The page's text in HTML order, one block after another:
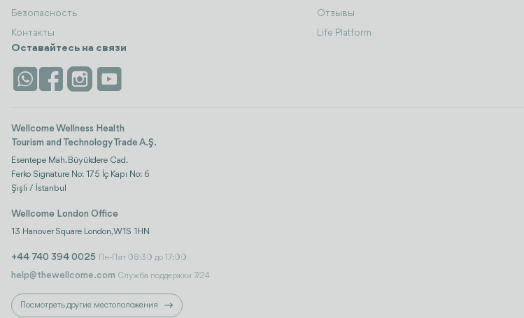
Безопасность
Контакты
Отзывы
Life Platform
Оставайтесь на связи
Wellcome Wellness Health
Tourism and Technology Trade A.Ş.
Esentepe Mah. Büyükdere Cad.
Ferko Signature No: 175 İç Kapı No: 6
Şişli / İstanbul
Wellcome London Office
13 Hanover Square London, W1S 1HN
+44 740 394 0025 Пн-Пят 08:30 до 17:00
help@thewellcome.com Служба поддержки 7/24
Посмотреть другие местоположения